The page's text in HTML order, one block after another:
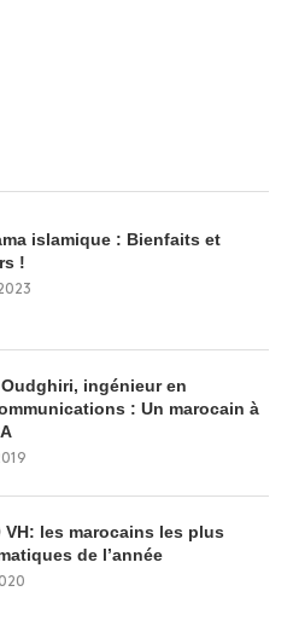
islamique : Bienfaits et
!
Oudghiri, ingénieur en
: Un marocain à
VH: les marocains les plus
de l’année